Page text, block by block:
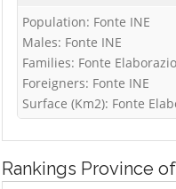
Population: Fonte INE
Males: Fonte INE
Families: Fonte
Foreigners: Fonte INE
Surface (Km2): Fonte
Rankings Province